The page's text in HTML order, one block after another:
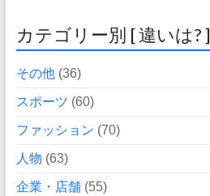
カテゴリー別 [ 違いは? ]
その他(36)
スポーツ (60)
ファッション (70)
人物 (63)
企業・店舗(55)